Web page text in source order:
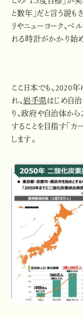
と数年」だと言う説も
リやニューヨーク、ベ
れる時計がかかり始
ここ日本でも、2020
れ、岩手県はじめ自
り、政府や自治体か
することを目指す「カ
します。